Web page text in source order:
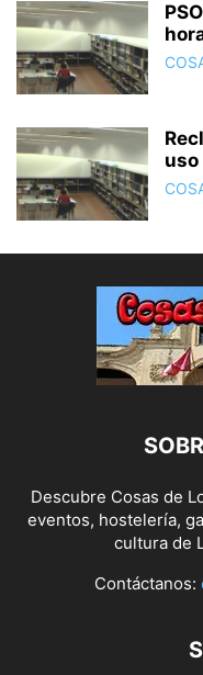
uso
Descubre Cosas de
eventos, hostelería,
cultura de
Contáctanos: